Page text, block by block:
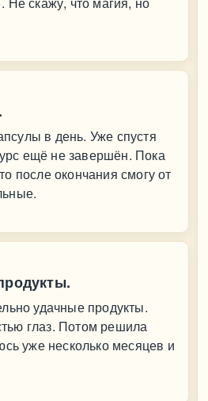
в день. Уже спустя
ещё не завершён. Пока
после окончания смогу от
удачные продукты.
глаз. Потом решила
уже несколько месяцев и